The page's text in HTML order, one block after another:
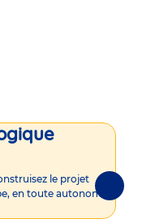
le projet
en toute autonomie !